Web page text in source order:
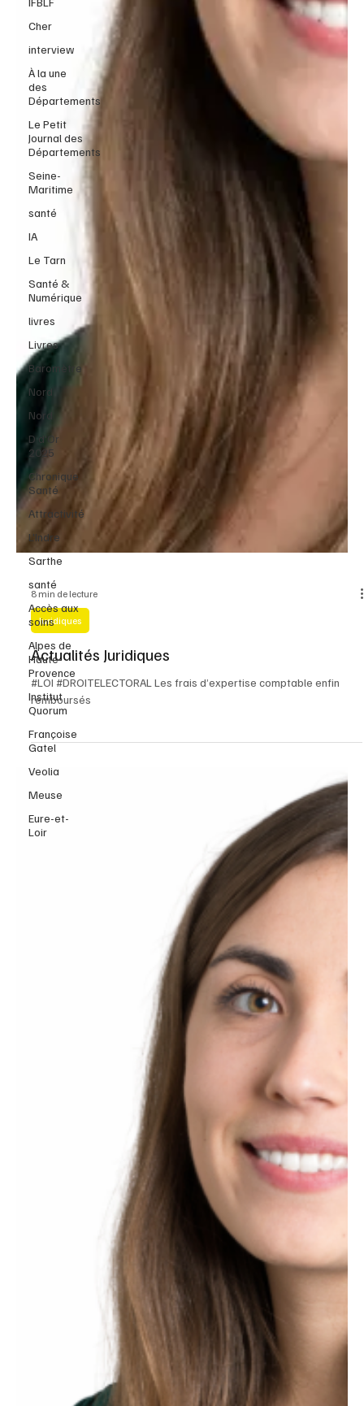
Cher
interview
À la une
des
Départements
Le Petit
Journal des
Départements
Seine-
Maritime
santé
IA
Le Tarn
Santé &
Numérique
livres
Livres
Baromètre
Nord
Nord
D d'Or
2025
Chronique
Santé
Attractivité
L'Indre
Sarthe
santé
Accès aux
soins
Alpes de
Haute-
Provence
Institut
Quorum
Françoise
Gatel
Veolia
Meuse
Eure-et-
Loir
8 min de lecture
Juridiques
Actualités Juridiques
#LOI #DROITELECTORAL Les frais d’expertise comptable enfin
remboursés